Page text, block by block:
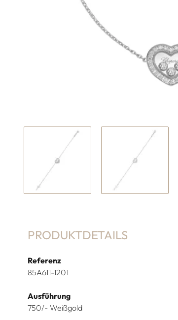
PRODUKTDETAILS
Referenz
85A611-1201
Ausführung
750/- Weißgold